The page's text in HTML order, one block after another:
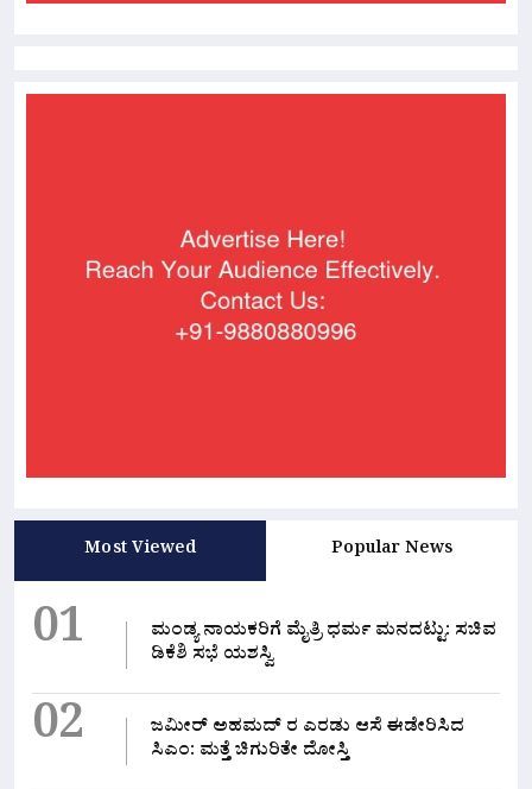
Most Viewed Popular News
01
ಮಂಡ್ಯ ನಾಯಕರಿಗೆ ಮೈತ್ರಿ ಧರ್ಮ ಮನದಟ್ಟು: ಸಚಿವ
ಡಿಕೆಶಿ ಸಭೆ ಯಶಸ್ವಿ
02
ಜಮೀರ್ ಅಹಮದ್ ರ ಎರಡು ಆಸೆ ಈಡೇರಿಸಿದ
ಸಿಎಂ: ಮತ್ತೆ ಚಿಗುರಿತೇ ದೋಸ್ತಿ